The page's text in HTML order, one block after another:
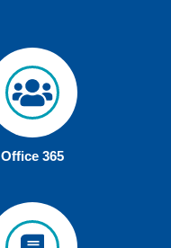
Office 365